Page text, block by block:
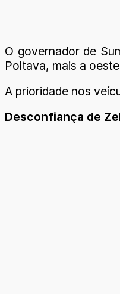
O governador de
Poltava, mais a
A prioridade nos
Desconfiança de